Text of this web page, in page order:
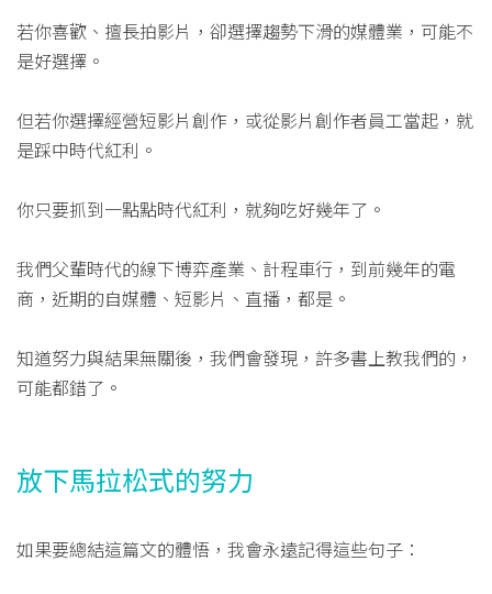
若你喜歡、擅長拍影片，卻選擇趨勢下滑的媒體業，可能不
是好選擇。
但若你選擇經營短影片創作，或從影片創作者員工當起，就
是踩中時代紅利。
你只要抓到一點點時代紅利，就夠吃好幾年了。
我們父輩時代的線下博弈產業、計程車行，到前幾年的電
商，近期的自媒體、短影片、直播，都是。
知道努力與結果無關後，我們會發現，許多書上教我們的，
可能都錯了。
放下馬拉松式的努力
如果要總結這篇文的體悟，我會永遠記得這些句子：